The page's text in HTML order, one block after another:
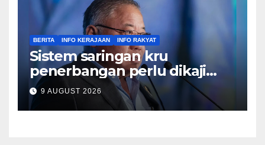
BERITA INFO KERAJAAN INFO RAKYAT
Sistem saringan kru
penerbangan perlu dikaji
semula, pulihkan keyakinan
penumpang – Tiong
9 AUGUST 2026